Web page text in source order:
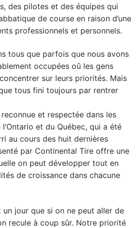
des pilotes et des équipes qui
de course en raison d’une
professionnels et personnels.
tous que parfois que nous avons
occupées oû les gens
sur leurs priorités. Mais
tous fini toujours par rentrer
et respectée dans les
et du Québec, qui a été
au cours des huit dernières
par Continental Tire offre une
on peut développer tout en
de croissance dans chacune
un jour que si on ne peut aller de
recule à coup sûr. Notre priorité